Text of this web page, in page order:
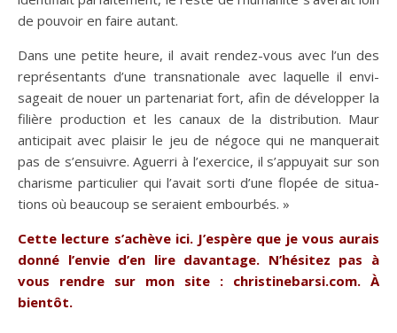
de pouvoir en faire autant.
Dans une petite heure, il avait rendez-vous avec l’un des
représentants d’une transnationale avec laquelle il envi­
sageait de nouer un partenariat fort, afin de développer la
filière production et les canaux de la distribution. Maur
anticipait avec plaisir le jeu de négoce qui ne manquerait
pas de s’ensuivre. Aguerri à l’exercice, il s’appuyait sur son
charisme particulier qui l’avait sorti d’une flopée de situa­
tions où beaucoup se seraient embourbés. »
Cette lecture s’achève ici. J’espère que je vous aurais
donné l’envie d’en lire davantage. N’hésitez pas à
vous rendre sur mon site : christinebarsi.com. À
bientôt.